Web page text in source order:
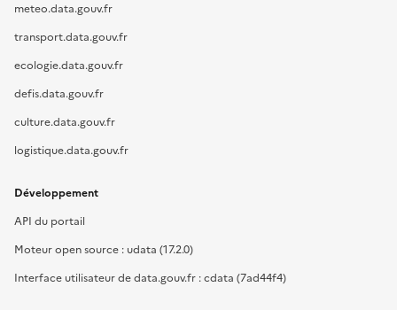
meteo.data.gouv.fr
transport.data.gouv.fr
ecologie.data.gouv.fr
defis.data.gouv.fr
culture.data.gouv.fr
logistique.data.gouv.fr
Développement
API du portail
Moteur open source : udata (17.2.0)
Interface utilisateur de data.gouv.fr : cdata (7ad44f4)